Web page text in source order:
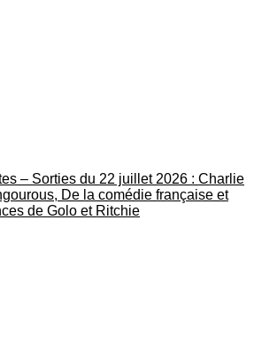
– Sorties du 22 juillet 2026 : Charlie
De la comédie française et
de Golo et Ritchie